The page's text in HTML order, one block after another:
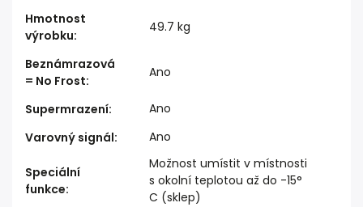
Hmotnost
výrobku:
49.7 kg
Beznámrazová
= No Frost:
Ano
Supermrazení:
Ano
Varovný signál: Ano
Speciální
funkce:
Možnost umístit v místnosti
s okolní teplotou až do -15°
C (sklep)